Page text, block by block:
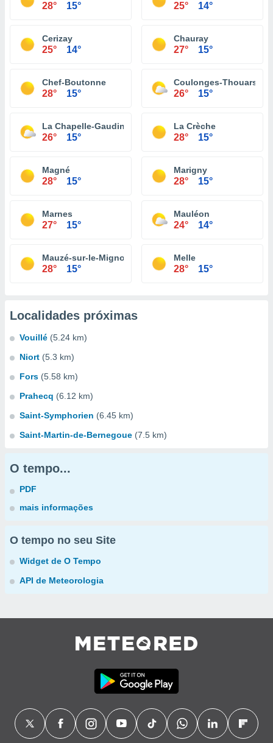
28° 15° 25° 14°
Cerizay
25° 14°
Chauray
27° 15°
Chef-Boutonne
28° 15°
Coulonges-Thouarsais
26° 15°
La Chapelle-Gaudin
26° 15°
La Crèche
28° 15°
Magné
28° 15°
Marigny
28° 15°
Marnes
27° 15°
Mauléon
24° 14°
Mauzé-sur-le-Mignon
28° 15°
Melle
28° 15°
Localidades próximas
Vouillé (5.24 km)
Niort (5.3 km)
Fors (5.58 km)
Prahecq (6.12 km)
Saint-Symphorien (6.45 km)
Saint-Martin-de-Bernegoue (7.5 km)
O tempo...
PDF
mais informações
O tempo no seu Site
Widget de O Tempo
API de Meteorologia